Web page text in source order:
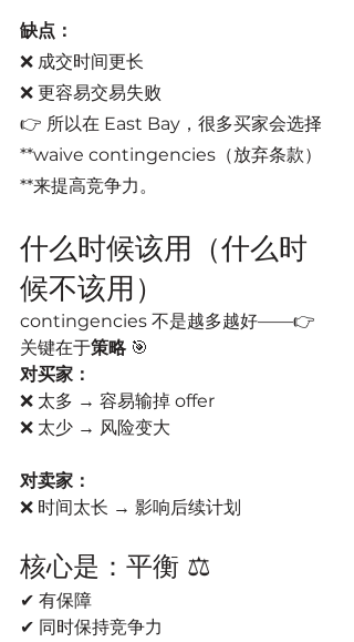
缺点：
❌ 成交时间更长
❌ 更容易交易失败
👉 所以在 East Bay，很多买家会选择
**waive contingencies（放弃条款）
**来提高竞争力。
什么时候该用（什么时
候不该用）
contingencies 不是越多越好——👉
关键在于策略 🎯
对买家：
❌ 太多 → 容易输掉 offer
❌ 太少 → 风险变大
对卖家：
❌ 时间太长 → 影响后续计划
核心是：平衡 ⚖️
✔ 有保障
✔ 同时保持竞争力